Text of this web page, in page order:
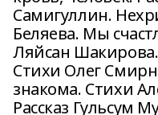
Самигуллин.
Беляева. Мы
Ляйсан
Стихи Олег
знакома. Стихи
Рассказ Гульсум